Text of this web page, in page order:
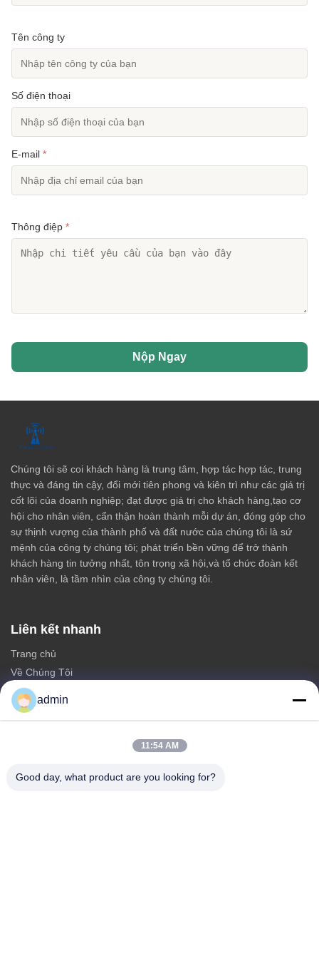
Tên công ty
Số điện thoại
E-mail *
Thông điệp *
Nộp Ngay
Chúng tôi sẽ coi khách hàng là trung tâm, hợp tác hợp tác, trung
thực và đáng tin cậy, đổi mới tiên phong và kiên trì như các giá trị
cốt lõi của doanh nghiệp; đạt được giá trị cho khách hàng,tạo cơ
hội cho nhân viên, cẩn thận hoàn thành mỗi dự án, đóng góp cho
sự thịnh vượng của thành phố và đất nước của chúng tôi là sứ
mệnh của công ty chúng tôi; phát triển bền vững để trở thành
khách hàng tin tưởng nhất, tôn trọng xã hội,và tổ chức đoàn kết
nhân viên, là tầm nhìn của công ty chúng tôi.
Liên kết nhanh
Trang chủ
Về Chúng Tôi
các sản phẩm
Liên hệ với chúng tôi
tháp ăng-ten hình tam giác
admin
11:54 AM
Good day, what product are you looking for?